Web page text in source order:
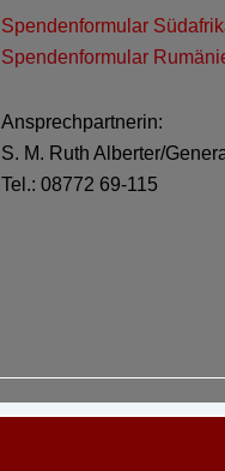
Spendenformular
Spendenformular
Ansprechpartnerin:
S. M. Ruth Alberter/
Tel.: 08772 69-115